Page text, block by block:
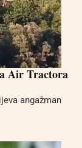
Air Tractora
angažman